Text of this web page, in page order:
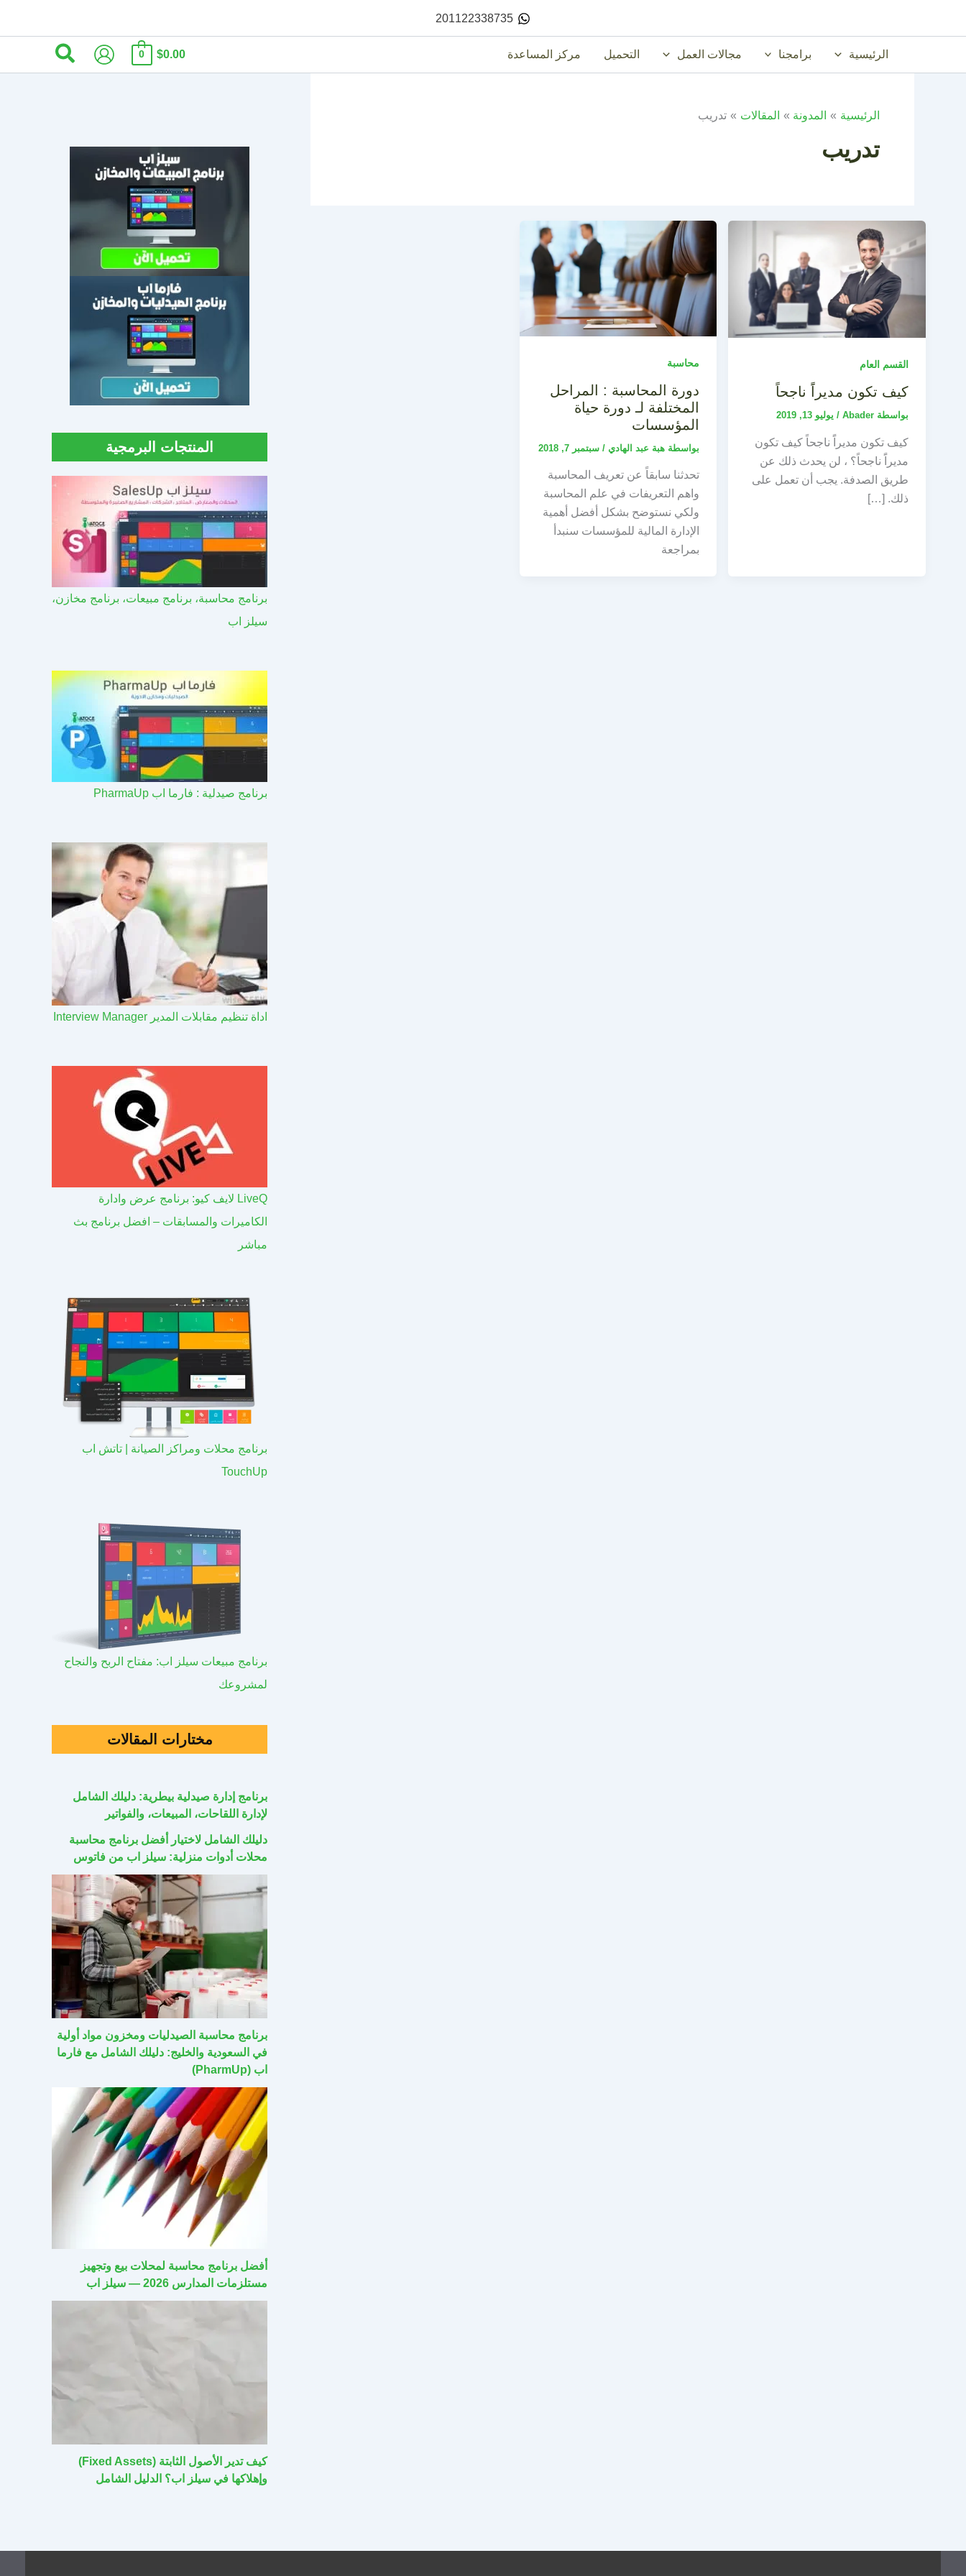
201122338735
الرئيسية برامجنا مجالات العمل التحميل مركز المساعدة $0.00
0 البحث
الرئيسية المدونة المقالات تدريب
تدريب
القسم العام
كيف تكون مديراًَ ناجحاً
بواسطة Abader
/ يوليو 13, 2019
كيف تكون مديراًَ ناجحاً كيف تكون
مديراًَ ناجحاً؟ ، لن يحدث ذلك عن
طريق الصدفة. يجب أن تعمل على
ذلك. […]
محاسبة
دورة المحاسبة : المراحل
المختلفة لـ دورة حياة
المؤسسات
بواسطة هبة عبد الهادي / سبتمبر 7, 2018
تحدثنا سابقاً عن تعريف المحاسبة
واهم التعريفات في علم المحاسبة
ولكي نستوضح بشكل أفضل أهمية
الإدارة المالية للمؤسسات سنبدأ
بمراجعة
المنتجات البرمجية
برنامج محاسبة، برنامج مبيعات، برنامج مخازن،
سيلز اب
برنامج صيدلية : فارما اب PharmaUp​
اداة تنظيم مقابلات المدير Interview Manager
LiveQ لايف كيو: برنامج عرض وادارة
الكاميرات والمسابقات – افضل برنامج بث
مباشر
برنامج محلات ومراكز الصيانة | تاتش اب
TouchUp
برنامج مبيعات سيلز اب: مفتاح الربح والنجاح
لمشروعك
مختارات المقالات
برنامج إدارة صيدلية بيطرية: دليلك الشامل
لإدارة اللقاحات، المبيعات، والفواتير
دليلك الشامل لاختيار أفضل برنامج محاسبة
محلات أدوات منزلية: سيلز اب من فاتوس
برنامج محاسبة الصيدليات ومخزون مواد أولية
في السعودية والخليج: دليلك الشامل مع فارما
اب (PharmUp)
أفضل برنامج محاسبة لمحلات بيع وتجهيز
مستلزمات المدارس 2026 — سيلز اب
كيف تدير الأصول الثابتة (Fixed Assets)
وإهلاكها في سيلز اب؟ الدليل الشامل